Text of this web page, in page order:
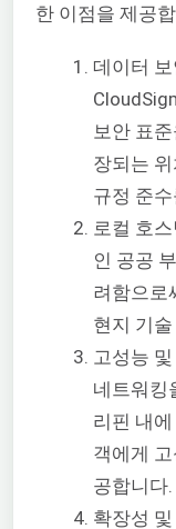
한 이점을 제공
데이터
보안 표
장되는
규정 준
로컬 호
인 공공
려함으로
현지 기
고성능
네트워킹
리핀 내
객에게
공합니다.
확장성